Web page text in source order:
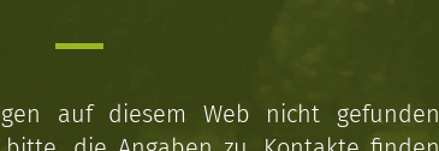
auf diesem Web nicht gefunden